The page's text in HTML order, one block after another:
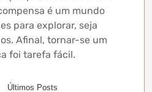
é um mundo
para explorar, seja
Afinal, tornar-se um
foi tarefa fácil.
Últimos Posts